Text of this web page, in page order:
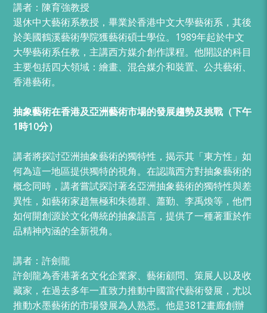
講者：陳育強教授
退休中大藝術系教授，畢業於香港中文大學藝術系，其後
於美國鶴溪藝術學院獲藝術碩士學位。1989年起於中文
大學藝術系任教，主講西方媒介創作課程。他開設的科目
主要包括四大領域：繪畫、混合媒介和裝置、公共藝術、
香港藝術。
抽象藝術在香港及亞洲藝術市場的發展趨勢及挑戰（下午
1時10分）
講者將探討亞洲抽象藝術的獨特性，揭示其「東方性」如
何為這一地區提供獨特的視角。在認識西方對抽象藝術的
概念同時，講者嘗試探討著名亞洲抽象藝術的獨特性與差
異性，如藝術家趙無極和朱德群、蕭勤、李禹煥等，他們
如何開創源於文化傳統的抽象語言，提供了一種著重於作
品精神內涵的全新視角。
講者：許劍龍
許劍龍為香港著名文化企業家、藝術顧問、策展人以及收
藏家，在過去多年一直致力推動中國當代藝術發展，尤以
推動水墨藝術的市場發展為人熟悉。他是3812畫廊創辦